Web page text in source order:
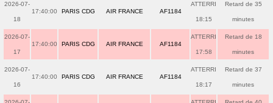
2026-07-
18
17:40:00 PARIS CDG AIR FRANCE AF1184
ATTERRI
18:15
Retard de 35
minutes
2026-07-
17
17:40:00 PARIS CDG AIR FRANCE AF1184
ATTERRI
17:58
Retard de 18
minutes
2026-07-
16
17:40:00 PARIS CDG AIR FRANCE AF1184
ATTERRI
18:17
Retard de 37
minutes